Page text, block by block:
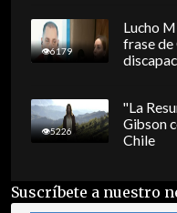
6179
Lucho
frase de
5226
"La
Gibson
Chile
Suscríbete a nuestro